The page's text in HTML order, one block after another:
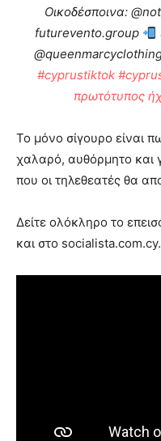
Οικοδέσποινα:
futurevento.group
#cyprustiktok
πρωτότυπος
Το μόνο σίγουρο είναι
χαλαρό, αυθόρμητο και
που οι τηλεθεατές θα
Δείτε ολόκληρο το
και στο socialista.com.cy.